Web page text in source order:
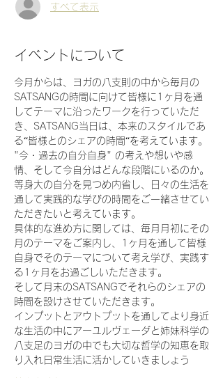
すべて表示
イベントについて
今月からは、ヨガの八支則の中から毎月の
SATSANGの時間に向けて皆様に1ヶ月を通
してテーマに沿ったワークを行っていただ
き、SATSANG当日は、本来のスタイルであ
る“皆様とのシェアの時間“を考えています。
"今・過去の自分自身" の考えや想いや感
情、そして今自分はどんな段階にいるのか。
等身大の自分を見つめ内省し、日々の生活を
通して実践的な学びの時間をご一緒させてい
ただきたいと考えています。
具体的な進め方に関しては、毎月月初にその
月のテーマをご案内し、1ヶ月を通して皆様
自身でそのテーマについて考え学び、実践す
る1ヶ月をお過ごしいただきます。
そして月末のSATSANGでそれらのシェアの
時間を設けさせていただきます。
インプットとアウトプットを通してより身近
な生活の中にアーユルヴェーダと姉妹科学の
八支足のヨガの中でも大切な哲学の知恵を取
り入れ日常生活に活かしていきましょう